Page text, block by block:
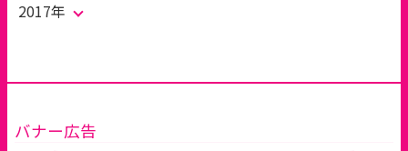
2017年
バナー広告